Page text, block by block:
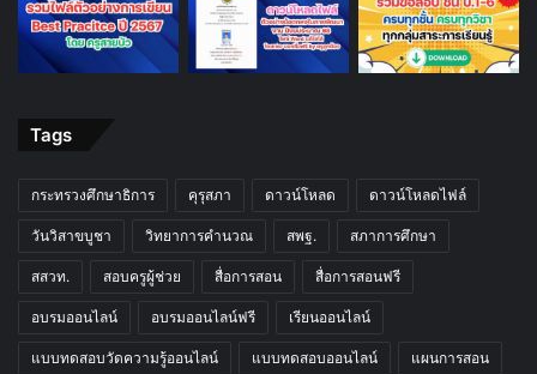
Tags
กระทรวงศึกษาธิการ คุรุสภา ดาวน์โหลด ดาวน์โหลดไฟล์
วันวิสาขบูชา วิทยาการคำนวณ สพฐ. สภาการศึกษา
สสวท. สอบครูผู้ช่วย สื่อการสอน สื่อการสอนฟรี
อบรมออนไลน์ อบรมออนไลน์ฟรี เรียนออนไลน์
แบบทดสอบวัดความรู้ออนไลน์ แบบทดสอบออนไลน์ แผนการสอน